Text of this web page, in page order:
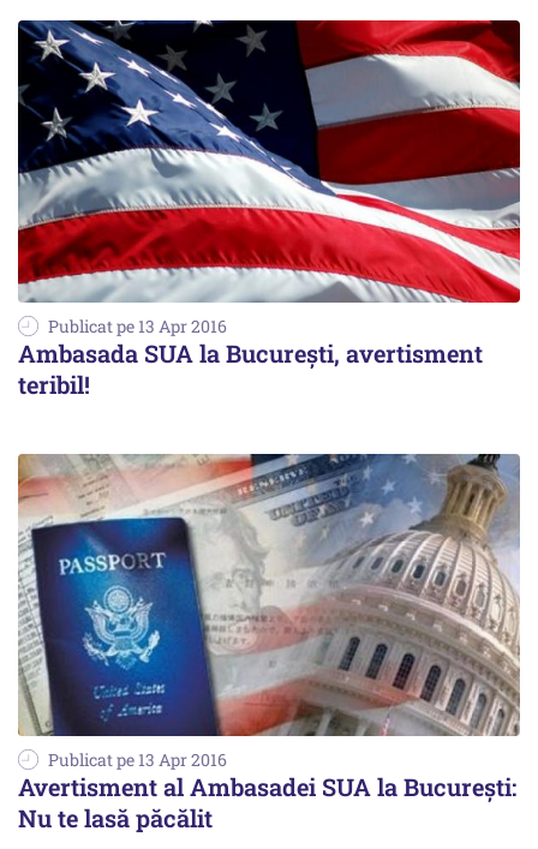
Publicat pe 13 Apr 2016
Ambasada SUA la București, avertisment
teribil!
Publicat pe 13 Apr 2016
Avertisment al Ambasadei SUA la Bucureşti:
Nu te lasă păcălit